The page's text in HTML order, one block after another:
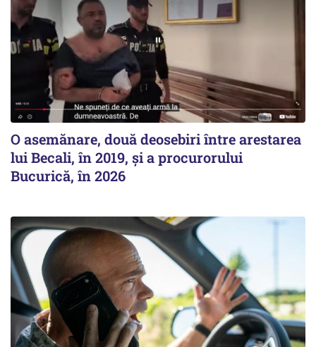
O asemănare, două deosebiri între arestarea
lui Becali, în 2019, și a procurorului
Bucurică, în 2026